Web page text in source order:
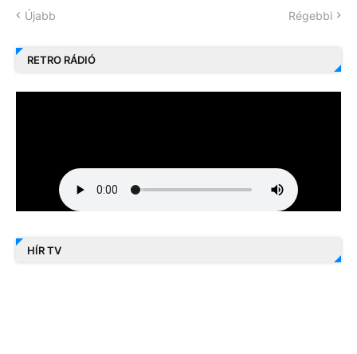
Újabb Régebbi
RETRO RÁDIÓ
HÍR TV